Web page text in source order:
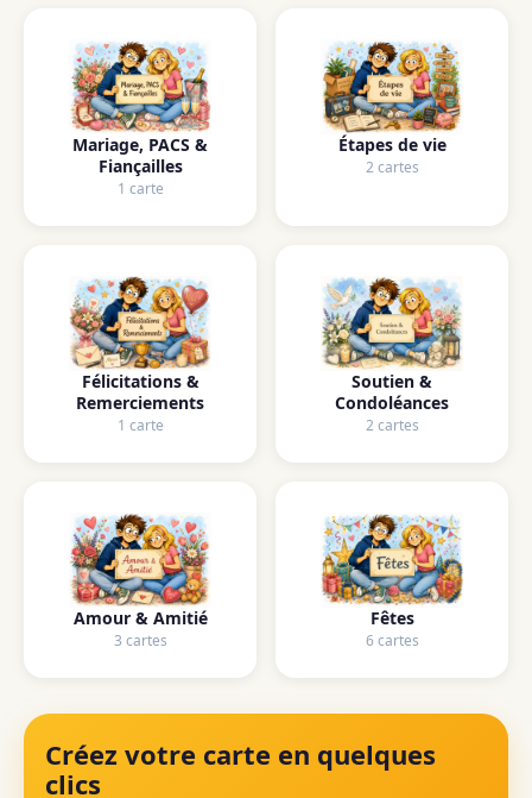
Mariage, PACS &
Fiançailles
1 carte
Étapes de vie
2 cartes
Félicitations &
Remerciements
1 carte
Soutien &
Condoléances
2 cartes
Amour & Amitié
3 cartes
Fêtes
6 cartes
Créez votre carte en quelques
clics